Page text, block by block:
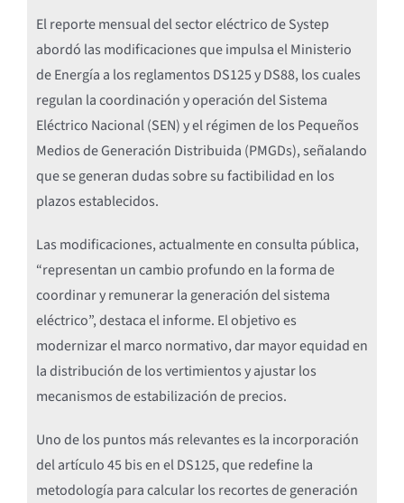
El reporte mensual del sector eléctrico de Systep
abordó las modificaciones que impulsa el Ministerio
de Energía a los reglamentos DS125 y DS88, los cuales
regulan la coordinación y operación del Sistema
Eléctrico Nacional (SEN) y el régimen de los Pequeños
Medios de Generación Distribuida (PMGDs), señalando
que se generan dudas sobre su factibilidad en los
plazos establecidos.
Las modificaciones, actualmente en consulta pública,
“representan un cambio profundo en la forma de
coordinar y remunerar la generación del sistema
eléctrico”, destaca el informe. El objetivo es
modernizar el marco normativo, dar mayor equidad en
la distribución de los vertimientos y ajustar los
mecanismos de estabilización de precios.
Uno de los puntos más relevantes es la incorporación
del artículo 45 bis en el DS125, que redefine la
metodología para calcular los recortes de generación